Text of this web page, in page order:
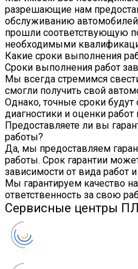
разрешающие нам
обслуживанию
прошли соответствующую
необходимыми
Какие сроки выполнения
Сроки выполнения работ
Мы всегда стремимся
смогли получить свой
Однако, точные сроки
диагностики и оценки
Предоставляете ли вы
работы?
Да, мы предоставляем
работы. Срок гарантии
зависимости от вида работ
Мы гарантируем качество
ответственность за свою
Сервисные центры